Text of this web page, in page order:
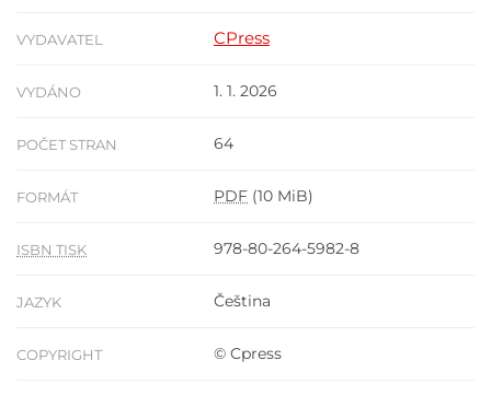
VYDAVATEL CPress
VYDÁNO 1. 1. 2026
POČET STRAN 64
FORMÁT PDF (10 MiB)
ISBN TISK 978-80-264-5982-8
JAZYK Čeština
COPYRIGHT © Cpress